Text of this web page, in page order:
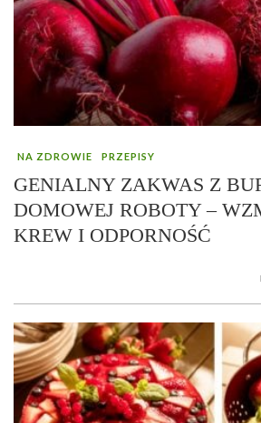
NA ZDROWIE PRZEPISY
GENIALNY ZAKWAS Z
DOMOWEJ ROBOTY –
KREW I ODPORNOŚĆ